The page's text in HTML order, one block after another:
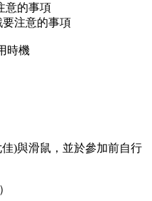
意的事項
注意的事項
時機
)與滑鼠，並於參加前自行